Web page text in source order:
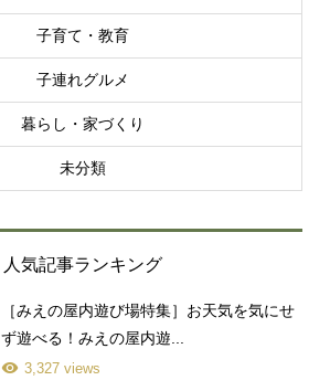
子育て・教育
子連れグルメ
暮らし・家づくり
未分類
人気記事ランキング
［みえの屋内遊び場特集］お天気を気にせ
ず遊べる！みえの屋内遊...
3,327 views